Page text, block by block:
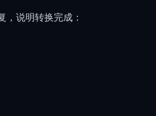
说明转换完成：